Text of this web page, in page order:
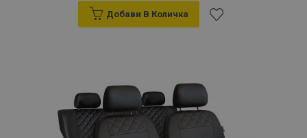
Добави В Количка
Списък
с